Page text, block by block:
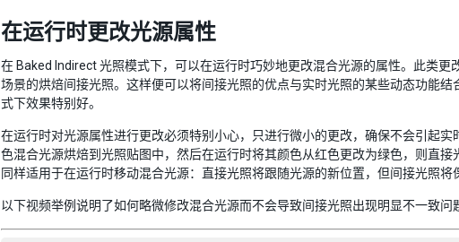
在运行时更改光源属性
在 Baked Indirect 光照模式下，可以在运行时巧妙地更改混合光源的属性。此类
场景的烘焙间接光照。这样便可以将间接光照的优点与实时光照的某些动态功能
式下效果特别好。
在运行时对光源属性进行更改必须特别小心，只进行微小的更改，确保不会引起
色混合光源烘焙到光照贴图中，然后在运行时将其颜色从红色更改为绿色，则直
同样适用于在运行时移动混合光源：直接光照将跟随光源的新位置，但间接光照将
以下视频举例说明了如何略微修改混合光源而不会导致间接光照出现明显不一致问